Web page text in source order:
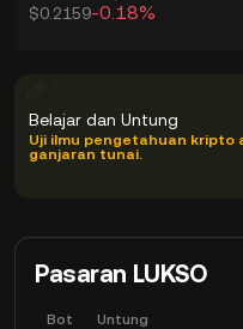
$0.2159-0.18%
Belajar dan Untung
Uji ilmu pengetahuan kripto
ganjaran tunai.
Pasaran LUKSO
Bot Untung